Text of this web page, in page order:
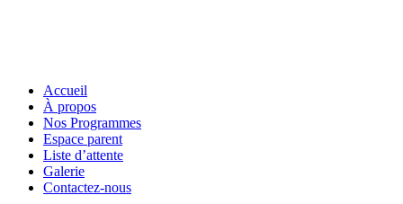
Accueil
À propos
Nos Programmes
Espace parent
Liste d’attente
Galerie
Contactez-nous